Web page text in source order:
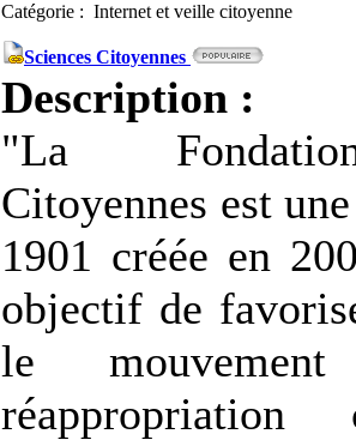
Catégorie : Internet et veille citoyenne
Sciences Citoyennes
Description :
"La
Citoyennes est
1901 créée en
objectif de
le